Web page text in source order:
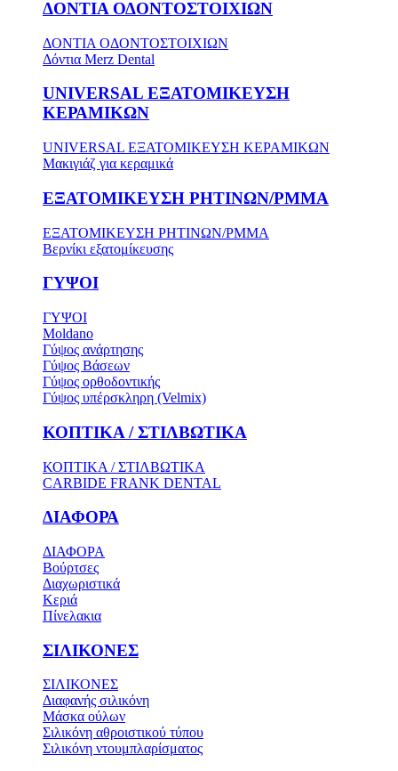
ΔΟΝΤΙΑ ΟΔΟΝΤΟΣΤΟΙΧΙΩΝ
ΔΟΝΤΙΑ ΟΔΟΝΤΟΣΤΟΙΧΙΩΝ
Δόντια Merz Dental
UNIVERSAL ΕΞΑΤΟΜΙΚΕΥΣΗ
ΚΕΡΑΜΙΚΩΝ
UNIVERSAL ΕΞΑΤΟΜΙΚΕΥΣΗ ΚΕΡΑΜΙΚΩΝ
Μακιγιάζ για κεραμικά
ΕΞΑΤΟΜΙΚΕΥΣΗ ΡΗΤΙΝΩΝ/PMMA
ΕΞΑΤΟΜΙΚΕΥΣΗ ΡΗΤΙΝΩΝ/PMMA
Βερνίκι εξατομίκευσης
ΓΥΨΟΙ
ΓΥΨΟΙ
Moldano
Γύψος ανάρτησης
Γύψος Βάσεων
Γύψος ορθοδοντικής
Γύψος υπέρσκληρη (Velmix)
ΚΟΠΤΙΚΑ / ΣΤΙΛΒΩΤΙΚΑ
ΚΟΠΤΙΚΑ / ΣΤΙΛΒΩΤΙΚΑ
CARBIDE FRANK DENTAL
ΔΙΑΦΟΡΑ
ΔΙΑΦΟΡΑ
Βούρτσες
Διαχωριστικά
Κεριά
Πίνελακια
ΣΙΛΙΚΟΝΕΣ
ΣΙΛΙΚΟΝΕΣ
Διαφανής σιλικόνη
Μάσκα ούλων
Σιλικόνη αθροιστικού τύπου
Σιλικόνη ντουμπλαρίσματος